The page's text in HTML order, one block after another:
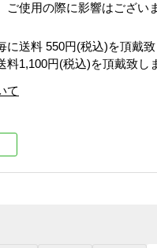
ご使用の際に影響はござい
に送料 550円(税込)を頂戴致
料1,100円(税込)を頂戴致し
て